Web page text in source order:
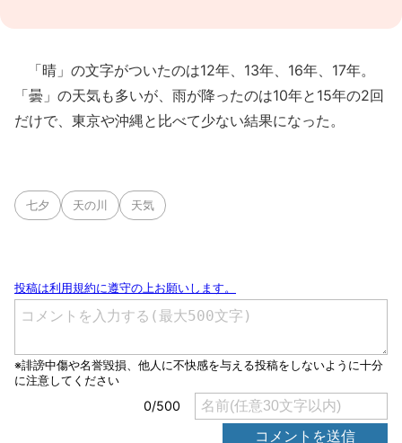
「晴」の文字がついたのは12年、13年、16年、17年。
「曇」の天気も多いが、雨が降ったのは10年と15年の2回
だけで、東京や沖縄と比べて少ない結果になった。
七夕 天の川 天気